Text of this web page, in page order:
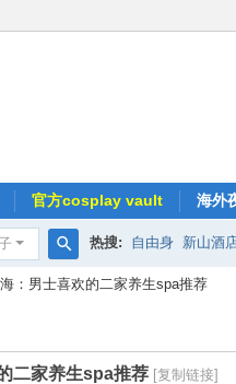
官方cosplay vault 海外
搜
热搜: 自由身 新山酒
：男士喜欢的二家养生spa推荐
二家养生spa推荐 [复制链接]